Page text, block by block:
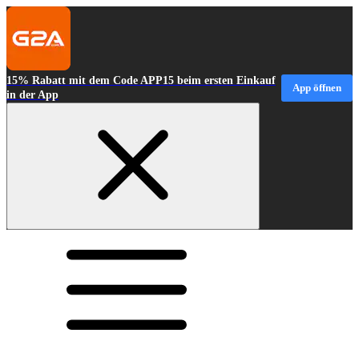
15% Rabatt mit dem Code APP15 beim ersten Einkauf
in der App
App öffnen